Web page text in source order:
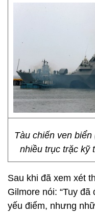
Tàu chiến ven
nhiều trục trặc kỹ
Sau khi đã xem xét
Gilmore nói: “Tuy
yếu điểm, nhưng